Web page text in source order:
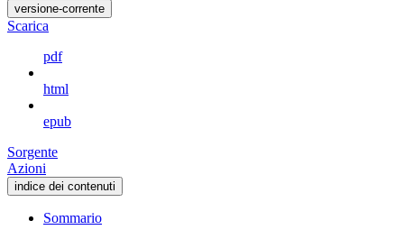
versione-corrente
Scarica
pdf
html
epub
Sorgente
Azioni
indice dei contenuti
Sommario